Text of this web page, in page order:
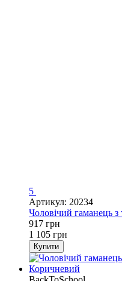
5
Артикул: 20234
Чоловічий гаманець
917 грн
1 105 грн
Купити